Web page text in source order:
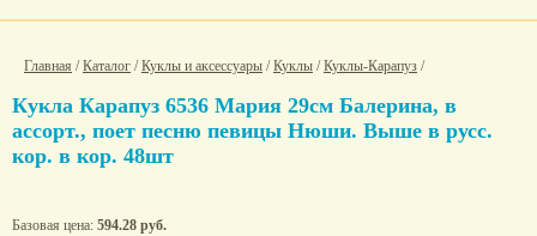
Главная /Каталог /Куклы и аксессуары /Куклы /Куклы-Карапуз /
Кукла Карапуз 6536 Мария 29см Балерина, в
ассорт., поет песню певицы Нюши. Выше в русс.
кор. в кор. 48шт
Базовая цена: 594.28 руб.